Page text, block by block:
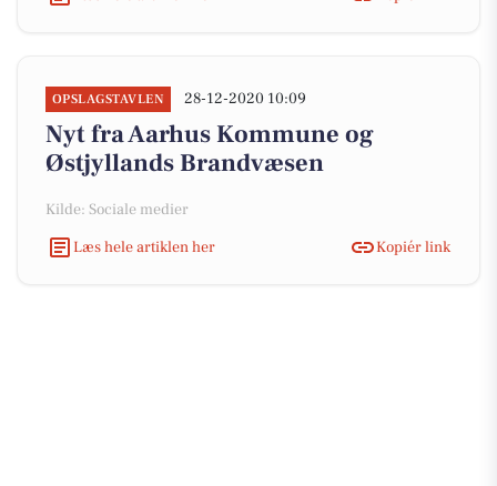
OPSLAGSTAVLEN 28-12-2020 10:09
Nyt fra Aarhus Kommune og
Østjyllands Brandvæsen
Kilde: Sociale medier
Læs hele artiklen her
Kopiér link